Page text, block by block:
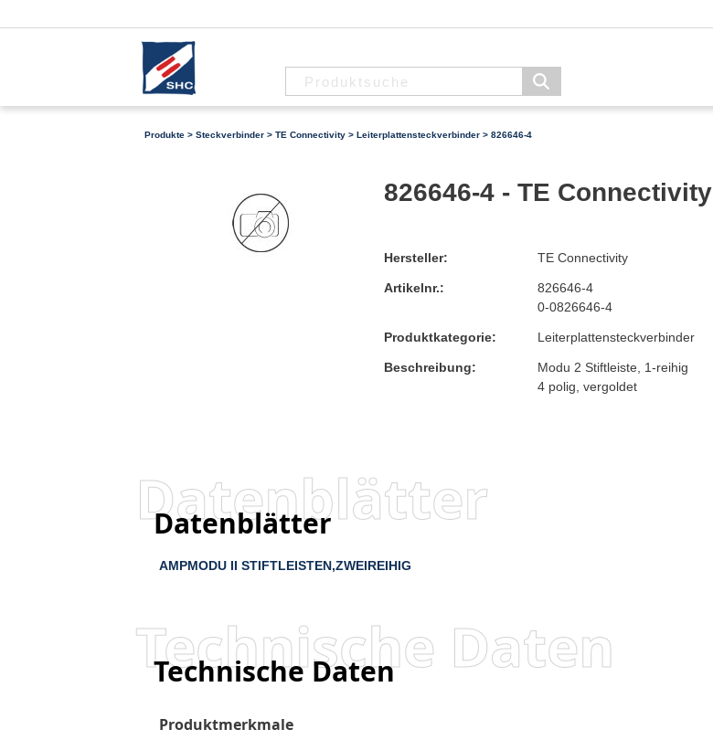
Produkte > Steckverbinder > TE Connectivity > Leiterplattensteckverbinder > 826646-4
826646-4 - TE Connectivity
Hersteller: TE Connectivity
Artikelnr.:
826646-4
0-0826646-4
Produktkategorie: Leiterplattensteckverbinder
Beschreibung:
Modu 2 Stiftleiste, 1-reihig
4 polig, vergoldet
Datenblätter
Datenblätter
AMPMODU II STIFTLEISTEN,ZWEIREIHIG
Technische Daten
Technische Daten
Produktmerkmale